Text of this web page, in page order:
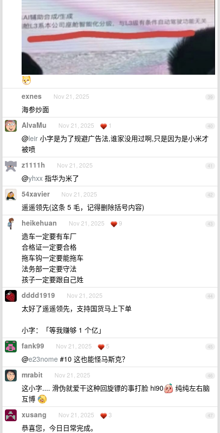
39
exnes Nov 21, 2025
海参炒面
40
AlvaMu Nov 21, 2025 1
@leir 小字是为了规避广告法,谁家没用过啊,只是因为是小米才
被喷
41
z1111h Nov 21, 2025
@yhxx 指华为米了
42
54xavier Nov 21, 2025
遥遥领先(这条 5 毛，记得删除括号内容)
43
heikehuan Nov 21, 2025 9
造车一定要有车厂
合格证一定要合格
拖车钩一定要能拖车
法务部一定要守法
孩子一定要跟自己姓
44
dddd1919 Nov 21, 2025
太好了遥遥领先，支持国货马上下单
小字：「等我赚够 1 个亿」
45
fank99 Nov 21, 2025 5
@e23nome #10 这也能怪马斯克？
46
mrabit Nov 21, 2025
这小字.... 滑伪就爱干这种回旋镖的事打脸 hi90
纯纯左右脑
互博
47
xusang Nov 21, 2025 3
恭喜您，今日日常完成。